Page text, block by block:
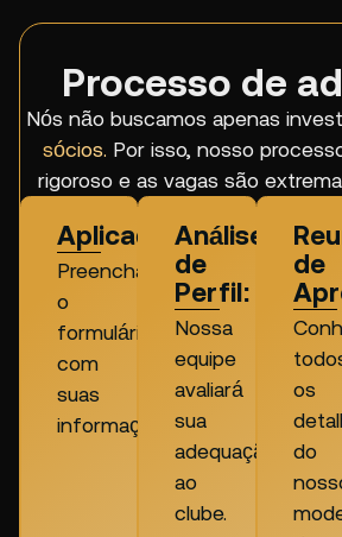
Processo de
Nós não buscamos apenas
sócios. Por isso, nosso
rigoroso e as vagas são
Aplicação:
Preencha
o
formulário
com
suas
informações.
Análise
de
Perfil:
Nossa
equipe
avaliará
sua
adequação
ao
clube.
de
os
do